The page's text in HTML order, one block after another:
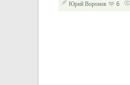
Юрий Воронов 6